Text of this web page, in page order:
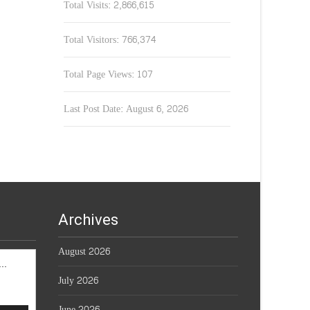
Total Visits: 2,866,615
Total Visitors: 766,374
Total Page Views: 107
Last Post Date: August 6, 2026
កម្មវិធីផ្សាយថ្ងៃព្រហស្បតិ៍ 06.08.2026
Archives
August 2026
July 2026